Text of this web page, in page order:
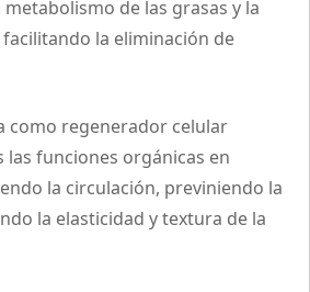
de las grasas y la
la eliminación de
como regenerador celular
funciones orgánicas en
la circulación, previniendo la
la elasticidad y textura de la